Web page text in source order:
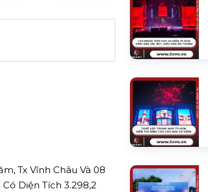
Tx Vĩnh Châu Và 08
Diện Tích 3.298,2